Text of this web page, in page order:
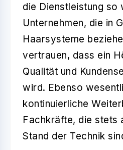
die Dienstleistung so
Unternehmen, die in
Haarsysteme
vertrauen, dass ein
Qualität und
wird. Ebenso
kontinuierliche
Fachkräfte, die stets
Stand der Technik